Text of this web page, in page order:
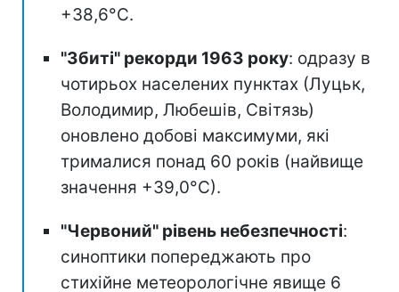
+38,6°С.
"Збиті" рекорди 1963 року: одразу в
чотирьох населених пунктах (Луцьк,
Володимир, Любешів, Світязь)
оновлено добові максимуми, які
трималися понад 60 років (найвище
значення +39,0°С).
"Червоний" рівень небезпечності:
синоптики попереджають про
стихійне метеорологічне явище 6